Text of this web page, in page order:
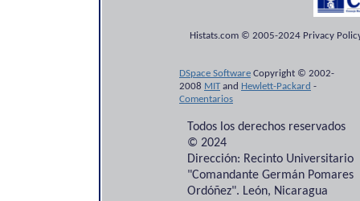
Histats.com © 2005-2024 Privacy
DSpace Software Copyright © 2002-
2008 MITand Hewlett-Packard -
Comentarios
Todos los derechos reservados
© 2024
Dirección: Recinto Universitario
"Comandante Germán Pomares
Ordóñez". León, Nicaragua